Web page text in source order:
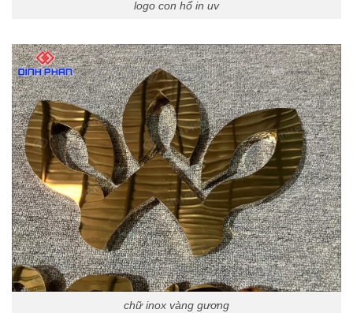
logo con hổ in uv
chữ inox vàng gương